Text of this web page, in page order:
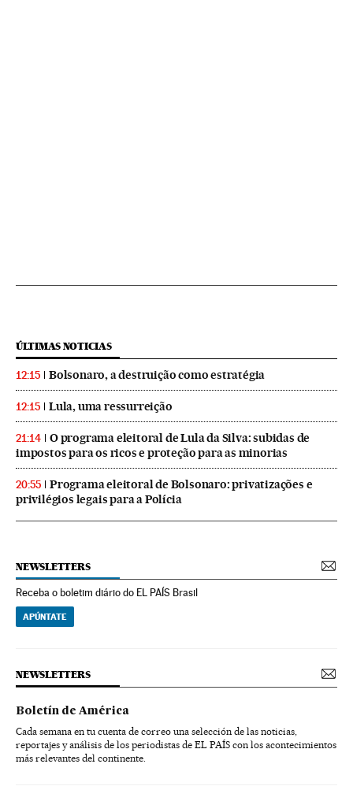
ÚLTIMAS NOTICIAS
12:15 Bolsonaro, a destruição como estratégia
12:15 Lula, uma ressurreição
21:14
O programa eleitoral de Lula da Silva: subidas de
impostos para os ricos e proteção para as minorias
20:55
Programa eleitoral de Bolsonaro: privatizações e
privilégios legais para a Polícia
NEWSLETTERS
Receba o boletim diário do EL PAÍS Brasil
APÚNTATE
NEWSLETTERS
Boletín de América
Cada semana en tu cuenta de correo una selección de las noticias,
reportajes y análisis de los periodistas de EL PAÍS con los acontecimientos
más relevantes del continente.